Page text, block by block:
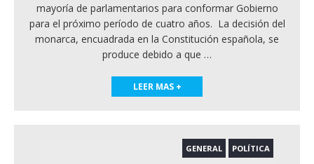
mayoría de parlamentarios para conformar Gobierno
para el próximo período de cuatro años. La decisión del
monarca, encuadrada en la Constitución española, se
produce debido a que …
LEER MAS +
GENERAL POLÍTICA